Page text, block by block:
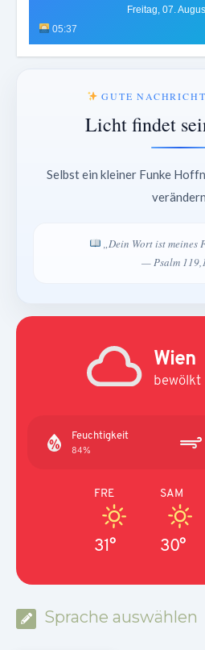
Freitag, 07.
05:37
GUTE
Licht findet
Selbst ein kleiner Funke
„Dein Wort ist meines
— Psalm
Wien
bewölkt
Feuchtigkeit
84%
FRE
31°
SAM
30°
Sprache auswählen